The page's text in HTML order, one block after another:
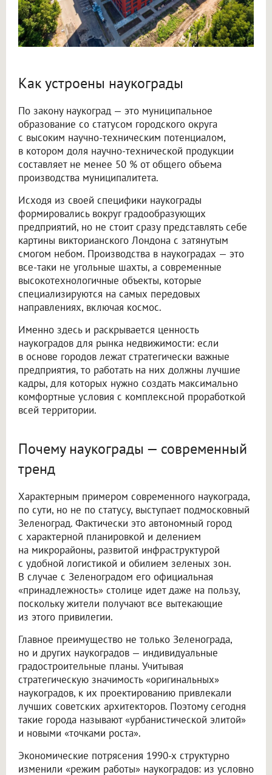
Как устроены наукограды
По закону наукоград — это муниципальное
образование со статусом городского округа
с высоким научно-техническим потенциалом,
в котором доля научно-технической продукции
составляет не менее 50 % от общего объема
производства муниципалитета.
Исходя из своей специфики наукограды
формировались вокруг градообразующих
предприятий, но не стоит сразу представлять себе
картины викторианского Лондона с затянутым
смогом небом. Производства в наукоградах — это
все-таки не угольные шахты, а современные
высокотехнологичные объекты, которые
специализируются на самых передовых
направлениях, включая космос.
Именно здесь и раскрывается ценность
наукоградов для рынка недвижимости: если
в основе городов лежат стратегически важные
предприятия, то работать на них должны лучшие
кадры, для которых нужно создать максимально
комфортные условия с комплексной проработкой
всей территории.
Почему наукограды — современный
тренд
Характерным примером современного наукограда,
по сути, но не по статусу, выступает подмосковный
Зеленоград. Фактически это автономный город
с характерной планировкой и делением
на микрорайоны, развитой инфраструктурой
с удобной логистикой и обилием зеленых зон.
В случае с Зеленоградом его официальная
«принадлежность» столице идет даже на пользу,
поскольку жители получают все вытекающие
из этого привилегии.
Главное преимущество не только Зеленограда,
но и других наукоградов — индивидуальные
градостроительные планы. Учитывая
стратегическую значимость «оригинальных»
наукоградов, к их проектированию привлекали
лучших советских архитекторов. Поэтому сегодня
такие города называют «урбанистической элитой»
и новыми «точками роста».
Экономические потрясения 1990-х структурно
изменили «режим работы» наукоградов: из условно